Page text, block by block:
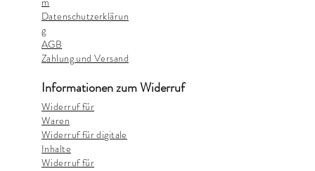
Datenschutzerklärun
g
AGB
Zahlung und Versand
Informationen zum Widerruf
Widerruf für
Waren
Widerruf für digitale
Inhalte
Widerruf für